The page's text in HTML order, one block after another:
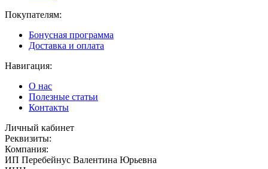
Покупателям:
Бонусная программа
Доставка и оплата
Навигация:
О нас
Полезные статьи
Контакты
Личный кабинет
Реквизиты:
Компания:
ИП Перебейнус Валентина Юрьевна